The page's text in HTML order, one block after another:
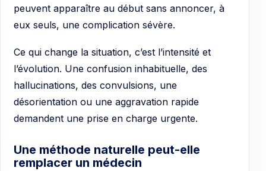
peuvent apparaître au début sans annoncer, à
eux seuls, une complication sévère.
Ce qui change la situation, c’est l’intensité et
l’évolution. Une confusion inhabituelle, des
hallucinations, des convulsions, une
désorientation ou une aggravation rapide
demandent une prise en charge urgente.
Une méthode naturelle peut-elle
remplacer un médecin